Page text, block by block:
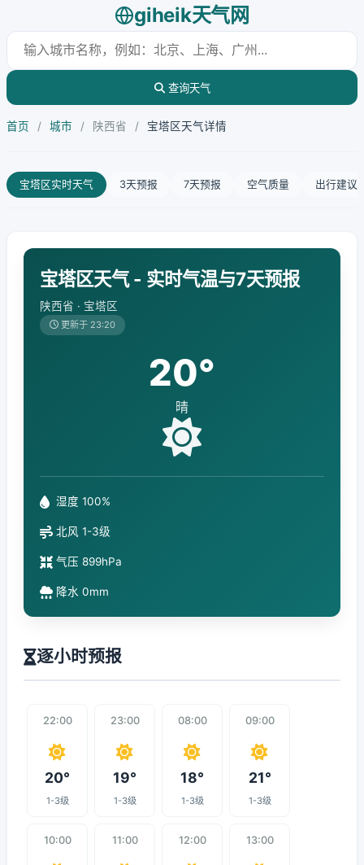
giheik天气网
查询天气
首页 / 城市 / 陕西省 / 宝塔区天气详情
宝塔区实时天气 3天预报 7天预报 空气质量 出行建议
宝塔区天气 - 实时气温与7天预报
陕西省 · 宝塔区
更新于 23:20
20°
晴
湿度 100%
北风 1-3级
气压 899hPa
降水 0mm
逐小时预报
22:00
20°
1-3级
23:00
19°
1-3级
08:00
18°
1-3级
09:00
21°
1-3级
10:00 11:00 12:00 13:00